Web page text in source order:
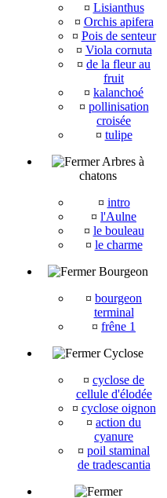
¤ Lisianthus
¤ Orchis apifera
¤ Pois de senteur
¤ Viola cornuta
¤ de la fleur au
fruit
¤ kalanchoé
¤ pollinisation
croisée
¤ tulipe
Arbres à
chatons
¤ intro
¤ l'Aulne
¤ le bouleau
¤ le charme
Bourgeon
¤ bourgeon
terminal
¤ frêne 1
Cyclose
¤ cyclose de
cellule d'élodée
¤ cyclose oignon
¤ action du
cyanure
¤ poil staminal
de tradescantia